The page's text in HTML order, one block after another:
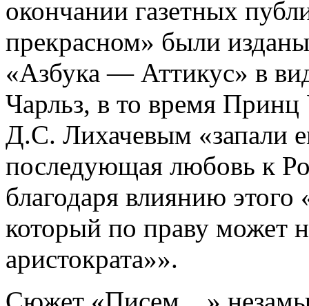
окончании газетных
прекрасном» были
«Азбука — Аттикус» в
Чарльз, в то время Принц
Д.С. Лихачевым «запали
последующая любовь к
благодаря влиянию этого
который по праву может
аристократа»».